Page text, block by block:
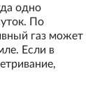
одно
По
газ может
Если в